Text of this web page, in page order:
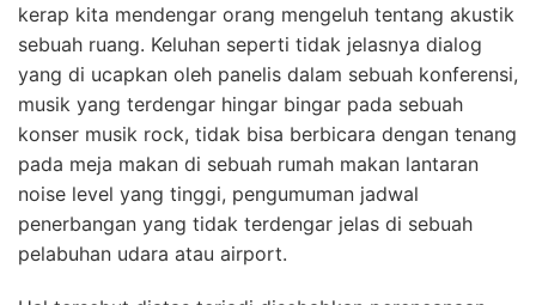
kerap kita mendengar orang mengeluh tentang akustik
sebuah ruang. Keluhan seperti tidak jelasnya dialog
yang di ucapkan oleh panelis dalam sebuah konferensi,
musik yang terdengar hingar bingar pada sebuah
konser musik rock, tidak bisa berbicara dengan tenang
pada meja makan di sebuah rumah makan lantaran
noise level yang tinggi, pengumuman jadwal
penerbangan yang tidak terdengar jelas di sebuah
pelabuhan udara atau airport.